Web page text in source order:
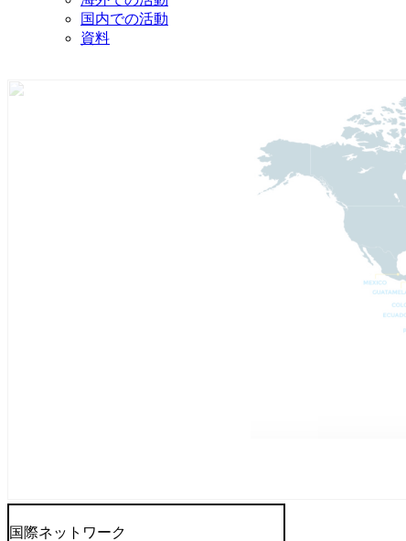
国内での活動
資料
国際ネットワーク